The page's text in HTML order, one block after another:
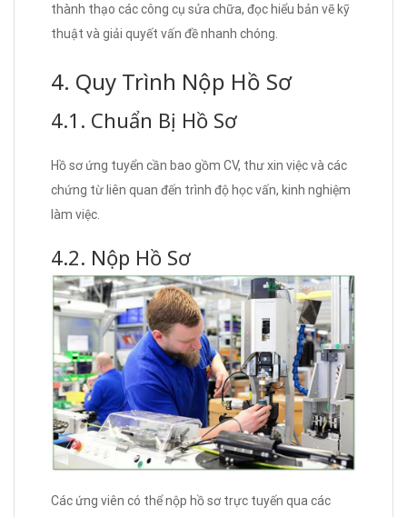
thành thạo các công cụ sửa chữa, đọc hiểu bản vẽ kỹ
thuật và giải quyết vấn đề nhanh chóng.
4. Quy Trình Nộp Hồ Sơ
4.1. Chuẩn Bị Hồ Sơ
Hồ sơ ứng tuyển cần bao gồm CV, thư xin việc và các
chứng từ liên quan đến trình độ học vấn, kinh nghiệm
làm việc.
4.2. Nộp Hồ Sơ
Các ứng viên có thể nộp hồ sơ trực tuyến qua các